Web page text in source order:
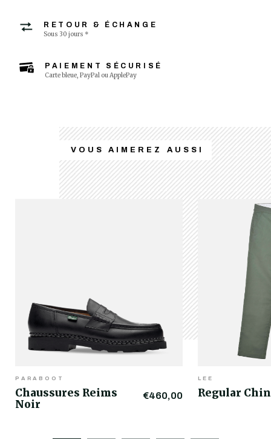
RETOUR & ÉCHANGE
Sous 30 jours *
PAIEMENT SÉCURISÉ
Carte bleue, PayPal ou ApplePay
VOUS AIMEREZ AUSSI
PARABOOT
Chaussures Reims
Noir
€460,00
LEE
Regular